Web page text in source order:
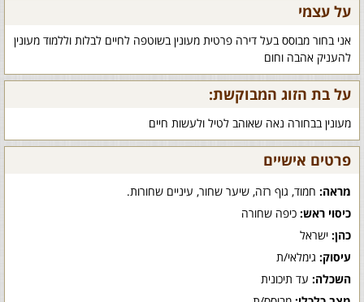
על עצמי
אני בחור מבוסס בעל דירה פרטית מעונין בשוטפה לחיים לבלות וללמוד מעונין
להעניק אהבה וחום
על בת הזוג המבוקשת:
מעונין בבחורה נאה שאוהב לטיל ולעשות חיים
פרטים אישיים
מראה: חמוד, גוף רזה, שיער שחור, עיניים שחורות.
כיסוי ראש: כיפה שחורה
כהן: ישראל
עיסוק: גימלאי/ת
השכלה: עד תיכונית